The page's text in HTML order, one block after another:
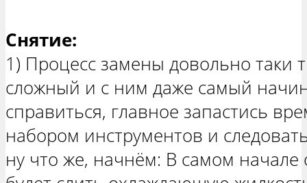
Снятие:
1) Процесс замены довольно таки
сложный и с ним даже самый
справиться, главное запастись
набором инструментов и
ну что же, начнём: В самом